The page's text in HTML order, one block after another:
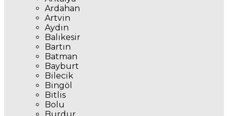
Ardahan
Artvin
Aydın
Balıkesir
Bartın
Batman
Bayburt
Bilecik
Bingöl
Bitlis
Bolu